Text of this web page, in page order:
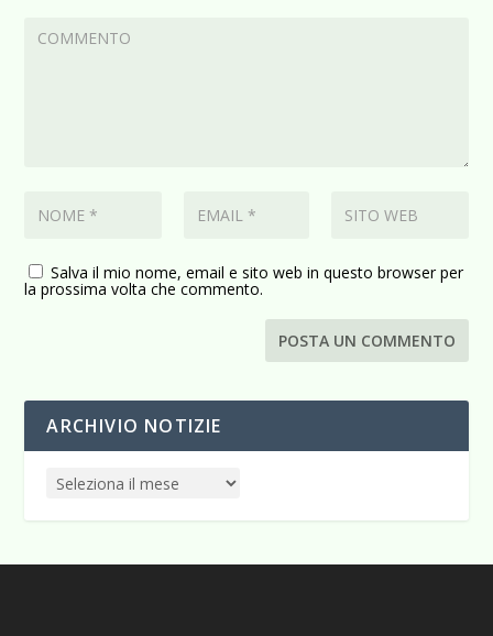
Salva il mio nome, email e sito web in questo browser per
la prossima volta che commento.
ARCHIVIO NOTIZIE